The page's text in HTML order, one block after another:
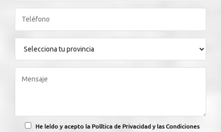
He leído y acepto la Política de Privacidad y las Condiciones